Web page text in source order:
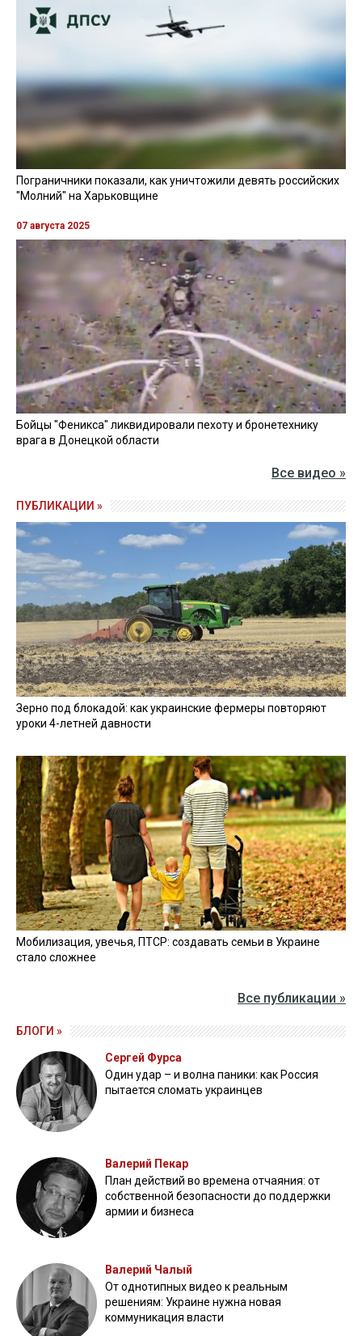
Пограничники показали, как уничтожили девять российских
"Молний" на Харьковщине
07 августа 2025
Бойцы "Феникса" ликвидировали пехоту и бронетехнику
врага в Донецкой области
Все видео »
ПУБЛИКАЦИИ »
Зерно под блокадой: как украинские фермеры повторяют
уроки 4-летней давности
Мобилизация, увечья, ПТСР: создавать семьи в Украине
стало сложнее
Все публикации »
БЛОГИ »
Сергей Фурса
Один удар – и волна паники: как Россия
пытается сломать украинцев
Валерий Пекар
План действий во времена отчаяния: от
собственной безопасности до поддержки
армии и бизнеса
Валерий Чалый
От однотипных видео к реальным
решениям: Украине нужна новая
коммуникация власти